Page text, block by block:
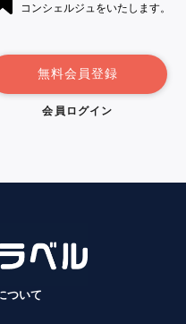
コンシェルジュをいたします。
無料会員登録
会員ログイン
ついて